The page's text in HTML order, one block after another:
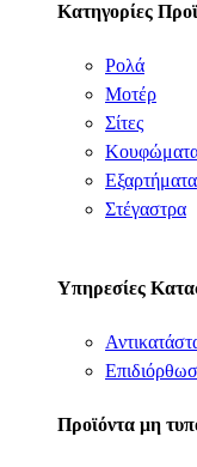
Κατηγορίες
Ρολά
Μοτέρ
Σίτες
Εξαρτήματα
Στέγαστρα
Υπηρεσίες
Προϊόντα μη